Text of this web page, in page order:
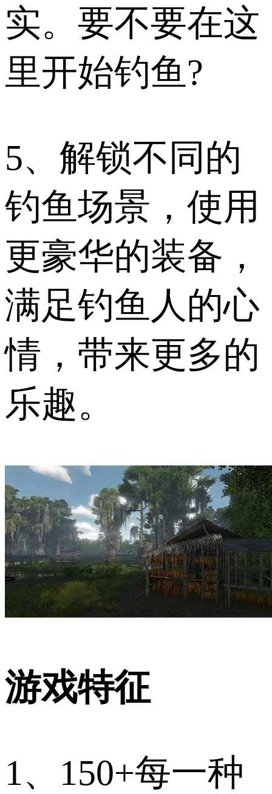
实。要不要在这
里开始钓鱼?
5、解锁不同的
钓鱼场景，使用
更豪华的装备，
满足钓鱼人的心
情，带来更多的
乐趣。
游戏特征
1、150+每一种